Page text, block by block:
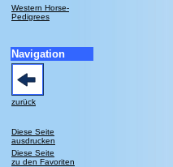
Western Horse-
Pedigrees
Navigation
zurück
Diese Seite
ausdrucken
Diese Seite
zu den Favoriten